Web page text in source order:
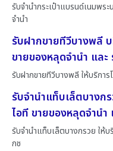
รับจำนำกระเป๋าแบรนด์เนมพร
จำนำ
รับฝากขายทีวีบางพลี
ขายของหลุดจำนำ แล
รับฝากขายทีวีบางพลี ให้บริกา
รับจำนำแท็บเล็ตบางก
ไอที ขายของหลุดจำน
รับจำนำแท็บเล็ตบางกรวย ให้
กช